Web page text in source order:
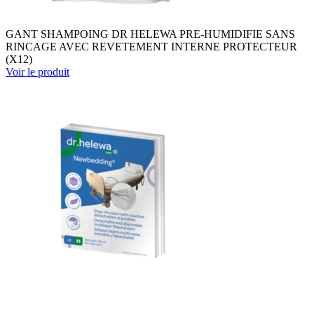
GANT SHAMPOING DR HELEWA PRE-HUMIDIFIE SANS
RINCAGE AVEC REVETEMENT INTERNE PROTECTEUR
(X12)
Voir le produit